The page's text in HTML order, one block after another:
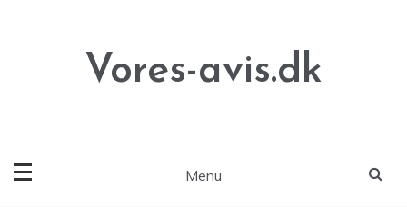
Vores-avis.dk
Menu